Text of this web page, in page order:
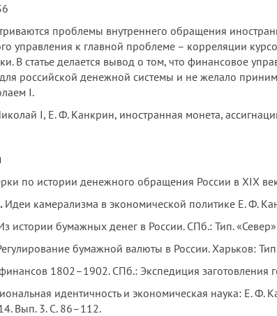
проблемы внутреннего обращения
управления к главной проблеме – корреляции
В статье делается вывод о том, что финансовое
российской денежной системы и не желало
I.
I, Е. Ф. Канкрин, иностранная монета,
по истории денежного обращения России в XIX
Идеи камерализма в экономической политике Е. Ф.
истории бумажных денег в России. СПб.: Тип.
бумажной валюты в России. Харьков:
1802–1902. СПб.: Экспедиция заготовления
идентичность и экономическая наука: Е. Ф.
Вып. 3. С. 86–112.